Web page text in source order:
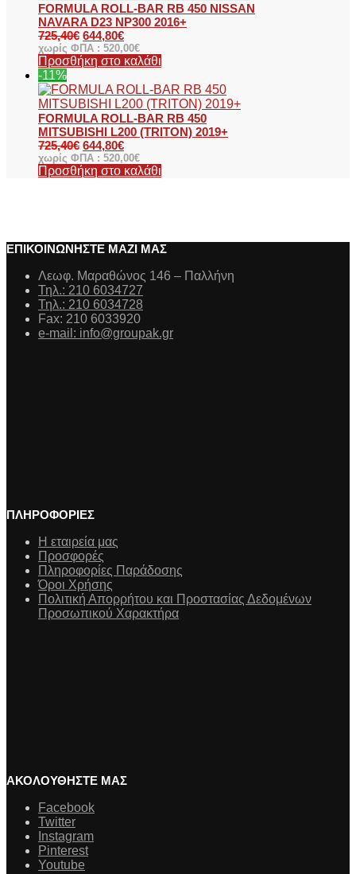
FORMULA ROLL-BAR RB 450 NISSAN
NAVARA D23 NP300 2016+
725,40€ 644,80€
χωρίς ΦΠΑ : 520,00€
Προσθήκη στο καλάθι
-11%
FORMULA ROLL-BAR RB 450
MITSUBISHI L200 (TRITON) 2019+
725,40€ 644,80€
χωρίς ΦΠΑ : 520,00€
Προσθήκη στο καλάθι
ΕΠΙΚΟΙΝΩΝΗΣΤΕ ΜΑΖΙ ΜΑΣ
Λεωφ. Μαραθώνος 146 – Παλλήνη
Τηλ.: 210 6034727
Τηλ.: 210 6034728
Fax: 210 6033920
e-mail: info@groupak.gr
ΠΛΗΡΟΦΟΡΙΕΣ
Η εταιρεία μας
Προσφορές
Πληροφορίες Παράδοσης
Όροι Χρήσης
Πολιτική Απορρήτου και Προστασίας Δεδομένων
Προσωπικού Χαρακτήρα
ΑΚΟΛΟΥΘΗΣΤΕ ΜΑΣ
Facebook
Twitter
Instagram
Pinterest
Youtube